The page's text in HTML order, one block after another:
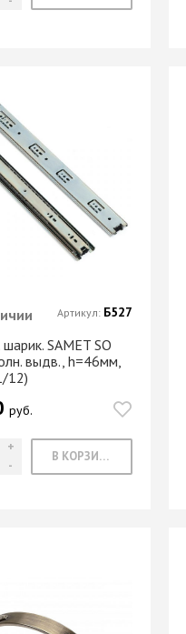
SAMET SO
выдв., h=46мм,
12)
руб.
В КОРЗИНУ
Артикул: Б527